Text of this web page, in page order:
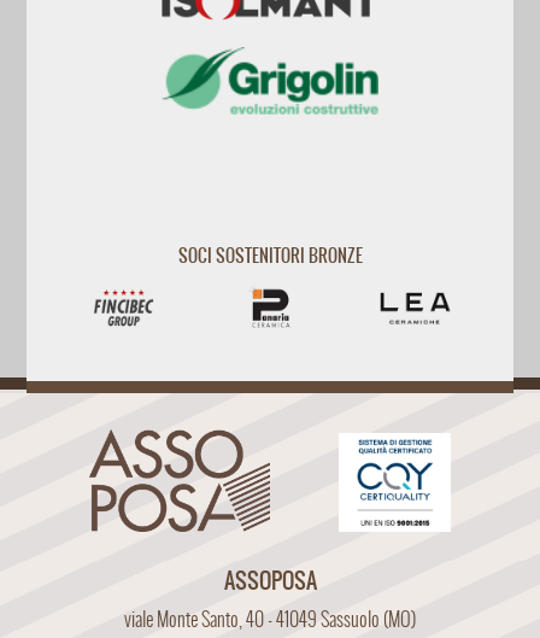
SOCI SOSTENITORI BRONZE
ASSOPOSA
viale Monte Santo, 40 - 41049 Sassuolo (MO)